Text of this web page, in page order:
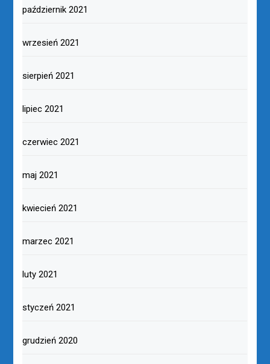
październik 2021
wrzesień 2021
sierpień 2021
lipiec 2021
czerwiec 2021
maj 2021
kwiecień 2021
marzec 2021
luty 2021
styczeń 2021
grudzień 2020